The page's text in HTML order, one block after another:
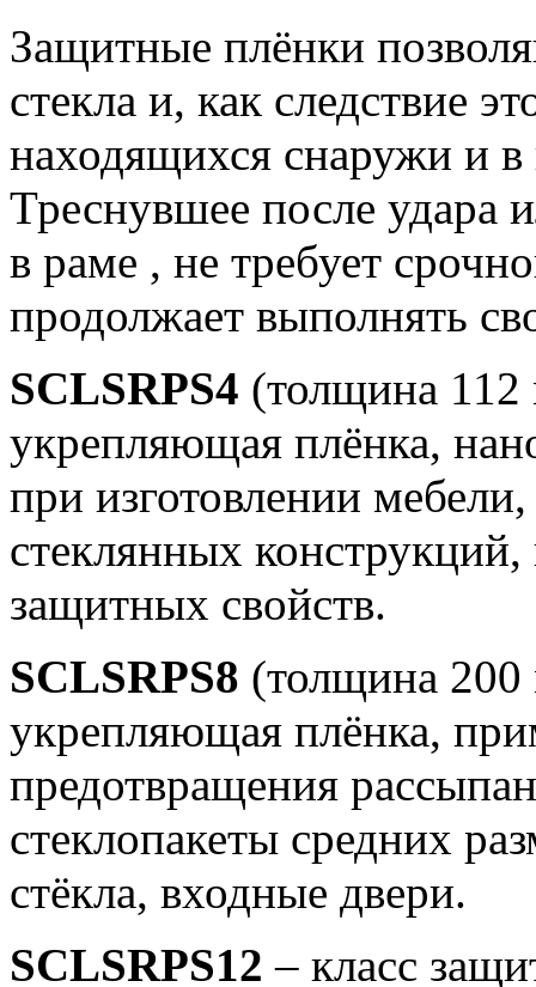
Защитные плёнки
стекла и, как следствие
находящихся снаружи и
Треснувшее после удара
в раме , не требует
продолжает выполнять
SCLSRPS4 (толщина 112
укрепляющая плёнка,
при изготовлении
стеклянных
защитных свойств.
SCLSRPS8 (толщина 200
укрепляющая плёнка,
предотвращения
стеклопакеты средних
стёкла, входные двери.
SCLSRPS12 – класс